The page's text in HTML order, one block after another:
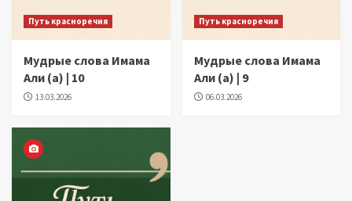
Путь красноречия
Мудрые слова Имама
Али (а) | 10
13.03.2026
Путь красноречия
Мудрые слова Имама
Али (а) | 9
06.03.2026